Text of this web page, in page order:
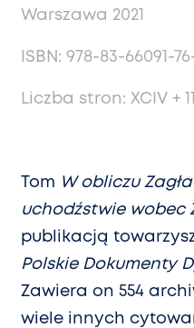
Warszawa 2021
ISBN: 978-83-66091-
Liczba stron: XCIV +
Tom W obliczu
uchodźstwie wobec
publikacją
Polskie Dokumenty
Zawiera on 554
wiele innych